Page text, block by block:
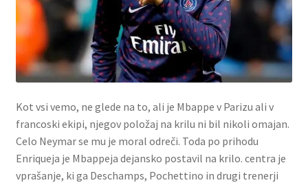
Kot vsi vemo, ne glede na to, ali je Mbappe v Parizu ali v
francoski ekipi, njegov položaj na krilu ni bil nikoli omajan.
Celo Neymar se mu je moral odreči. Toda po prihodu
Enriqueja je Mbappeja dejansko postavil na krilo. centra je
vprašanje, ki ga Deschamps, Pochettino in drugi trenerji